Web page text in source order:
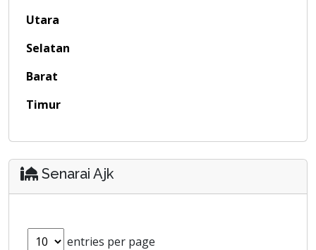
Utara
Selatan
Barat
Timur
Senarai Ajk
entries per page